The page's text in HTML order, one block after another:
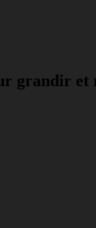
grandir et